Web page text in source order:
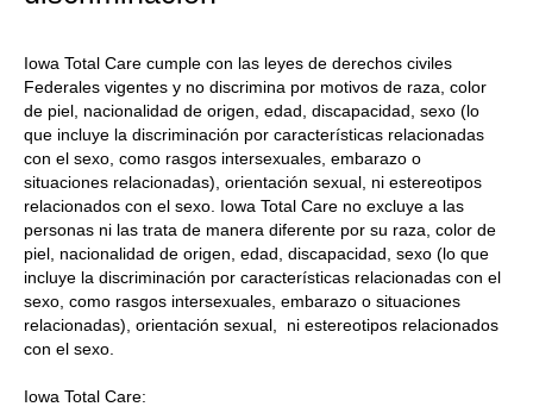
Iowa Total Care cumple con las leyes de derechos civiles
Federales vigentes y no discrimina por motivos de raza, color
de piel, nacionalidad de origen, edad, discapacidad, sexo (lo
que incluye la discriminación por características relacionadas
con el sexo, como rasgos intersexuales, embarazo o
situaciones relacionadas), orientación sexual, ni estereotipos
relacionados con el sexo. Iowa Total Care no excluye a las
personas ni las trata de manera diferente por su raza, color de
piel, nacionalidad de origen, edad, discapacidad, sexo (lo que
incluye la discriminación por características relacionadas con el
sexo, como rasgos intersexuales, embarazo o situaciones
relacionadas), orientación sexual, ni estereotipos relacionados
con el sexo.
Iowa Total Care: